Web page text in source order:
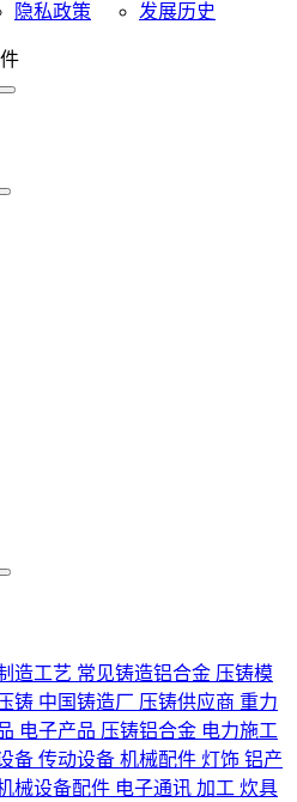
隐私政策 发展历史
造工艺 常见铸造铝合金 压铸模
铸 中国铸造厂 压铸供应商 重力
电子产品 压铸铝合金 电力施工
备 传动设备 机械配件 灯饰 铝产
械设备配件 电子通讯 加工 炊具